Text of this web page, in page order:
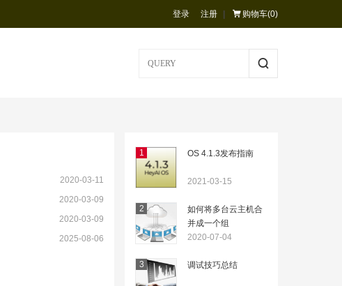
登录 注册 购物车(0)
2020-03-11
2020-03-09
2020-03-09
2025-08-06
1 OS 4.1.3发布指南
2021-03-15
2
如何将多台云主机合
并成一个组
2020-07-04
3 调试技巧总结